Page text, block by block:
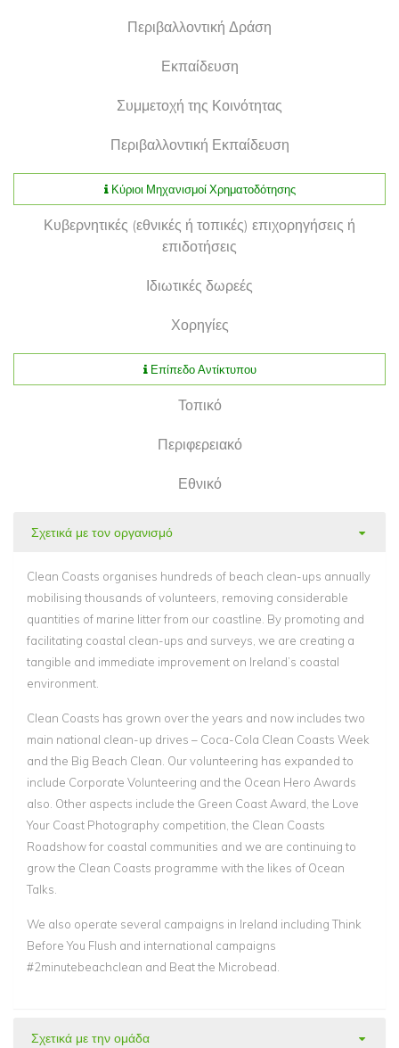
Περιβαλλοντική Δράση
Εκπαίδευση
Συμμετοχή της Κοινότητας
Περιβαλλοντική Εκπαίδευση
Κύριοι Μηχανισμοί Χρηματοδότησης
Κυβερνητικές (εθνικές ή τοπικές) επιχορηγήσεις ή
επιδοτήσεις
Ιδιωτικές δωρεές
Χορηγίες
Επίπεδο Αντίκτυπου
Τοπικό
Περιφερειακό
Εθνικό
Σχετικά με τον οργανισμό
Clean Coasts organises hundreds of beach clean-ups annually
mobilising thousands of volunteers, removing considerable
quantities of marine litter from our coastline. By promoting and
facilitating coastal clean-ups and surveys, we are creating a
tangible and immediate improvement on Ireland’s coastal
environment.
Clean Coasts has grown over the years and now includes two
main national clean-up drives – Coca-Cola Clean Coasts Week
and the Big Beach Clean. Our volunteering has expanded to
include Corporate Volunteering and the Ocean Hero Awards
also. Other aspects include the Green Coast Award, the Love
Your Coast Photography competition, the Clean Coasts
Roadshow for coastal communities and we are continuing to
grow the Clean Coasts programme with the likes of Ocean
Talks.
We also operate several campaigns in Ireland including Think
Before You Flush and international campaigns
#2minutebeachclean and Beat the Microbead.
Σχετικά με την ομάδα